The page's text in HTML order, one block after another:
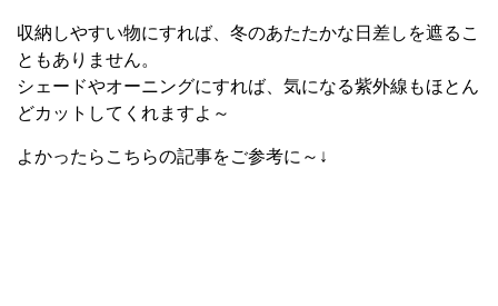
収納しやすい物にすれば、冬のあたたかな日差しを遮るこ
ともありません。
シェードやオーニングにすれば、気になる紫外線もほとん
どカットしてくれますよ～
よかったらこちらの記事をご参考に～↓